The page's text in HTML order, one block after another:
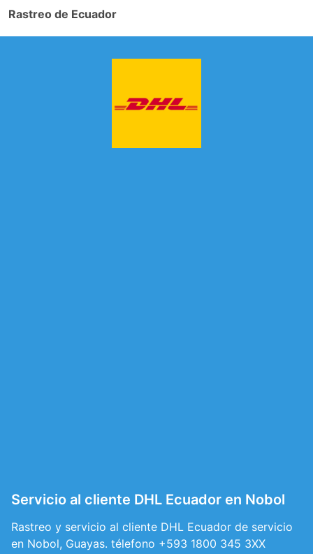
Rastreo de Ecuador
Servicio al cliente DHL Ecuador en Nobol
Rastreo y servicio al cliente DHL Ecuador de servicio
en Nobol, Guayas. télefono +593 1800 345 3XX